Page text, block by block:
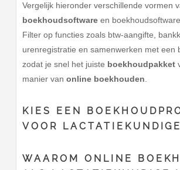
Vergelijk hieronder verschillende vormen
boekhoudsoftware en boekhoudsoftware
Filter op functies zoals btw-aangifte,
urenregistratie en samenwerken met een
zodat je snel het juiste boekhoudpakket
manier vanonline boekhouden
KIES EEN
VOOR
WAAROM ONLINE